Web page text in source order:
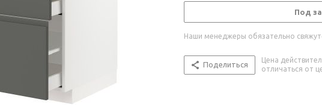
Под
Наши менеджеры обязательно
Поделиться
Цена
отличаться от